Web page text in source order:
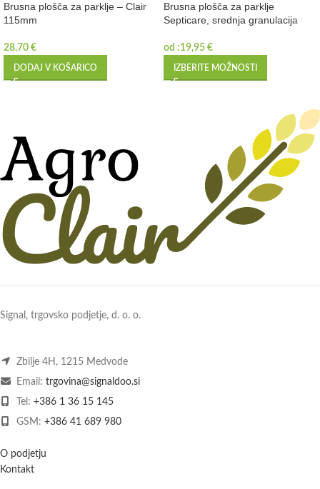
Brusna plošča za parklje – Clair
115mm
28,70 €
DODAJ V KOŠARICO
Brusna plošča za parklje
Septicare, srednja granulacija
od :19,95 €
IZBERITE MOŽNOSTI
Signal, trgovsko podjetje, d. o. o.
Zbilje 4H, 1215 Medvode
Email: trgovina@signaldoo.si
Tel: +386 1 36 15 145
GSM: +386 41 689 980
O podjetju
Kontakt